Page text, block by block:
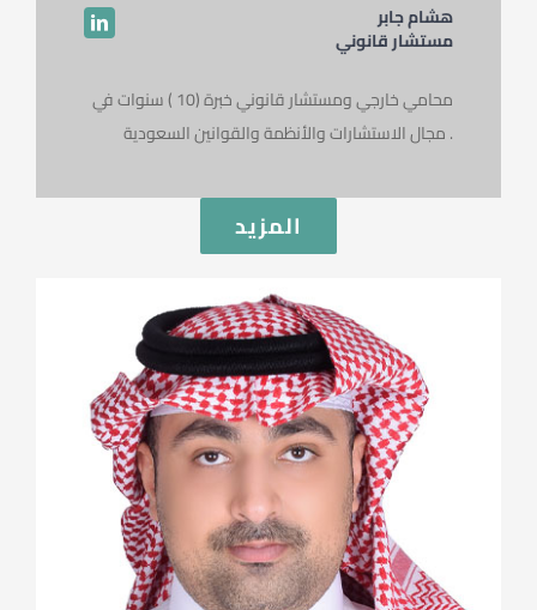
هشام جابر
مستشار قانوني
محامي خارجي ومستشار قانوني خبرة (10 ) سنوات في
مجال الاستشارات والأنظمة والقوانين السعودية .
المزيد